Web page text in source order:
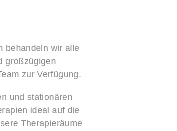
behandeln wir alle
großzügigen
zur Verfügung.
und stationären
ideal auf die
Therapieräume